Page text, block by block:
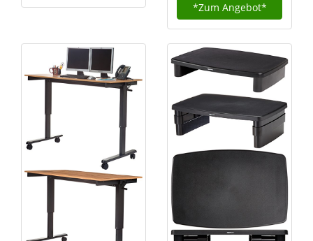
*Zum Angebot*